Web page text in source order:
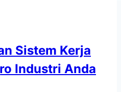
Sistem Kerja
Industri Anda